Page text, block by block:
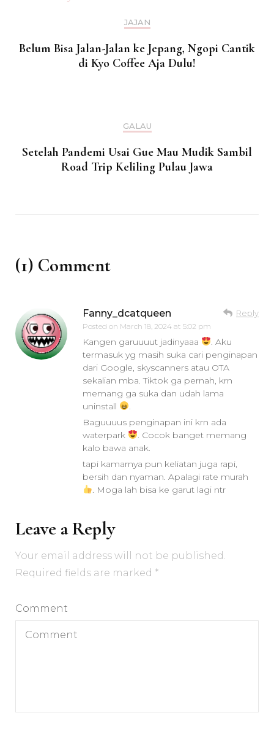
JAJAN
Belum Bisa Jalan-Jalan ke Jepang, Ngopi Cantik
di Kyo Coffee Aja Dulu!
GALAU
Setelah Pandemi Usai Gue Mau Mudik Sambil
Road Trip Keliling Pulau Jawa
(1) Comment
Fanny_dcatqueen
Posted on March 18, 2024 at 5:02 pm
Reply
Kangen garuuuut jadinyaaa
. Aku
termasuk yg masih suka cari penginapan
dari Google, skyscanners atau OTA
sekalian mba. Tiktok ga pernah, krn
memang ga suka dan udah lama
uninstall
.
Baguuuus penginapan ini krn ada
waterpark
. Cocok banget memang
kalo bawa anak.
tapi kamarnya pun keliatan juga rapi,
bersih dan nyaman. Apalagi rate murah
. Moga lah bisa ke garut lagi ntr
Leave a Reply
Your email address will not be published.
Required fields are marked *
Comment